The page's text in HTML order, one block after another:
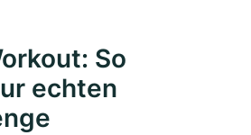
So
echten